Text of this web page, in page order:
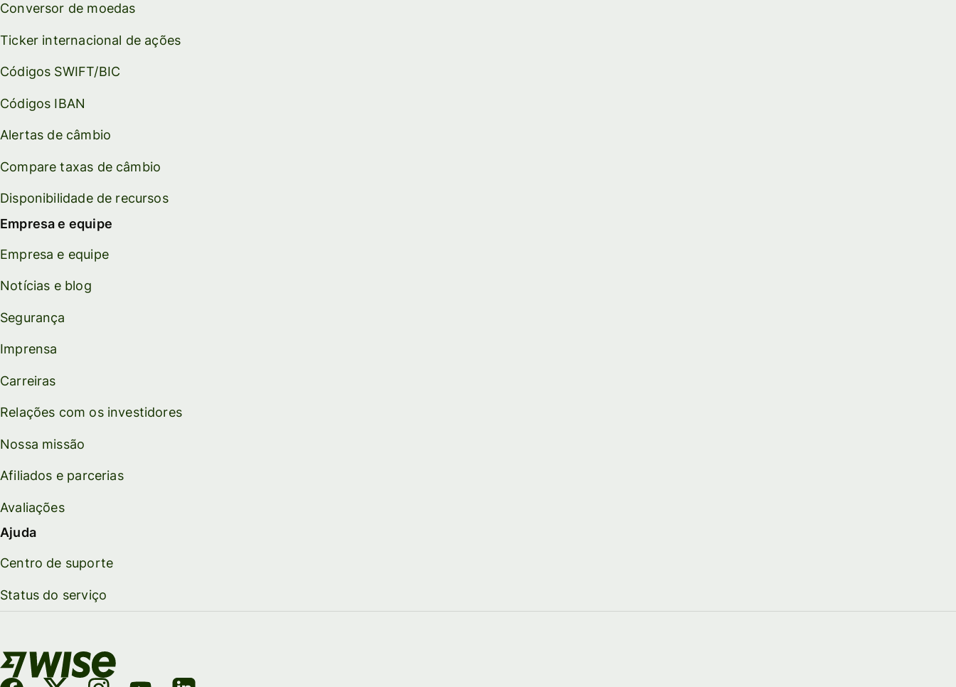
Conversor de moedas
Ticker internacional de ações
Códigos SWIFT/BIC
Códigos IBAN
Alertas de câmbio
Compare taxas de câmbio
Disponibilidade de recursos
Empresa e equipe
Empresa e equipe
Notícias e blog
Segurança
Imprensa
Carreiras
Relações com os investidores
Nossa missão
Afiliados e parcerias
Avaliações
Ajuda
Centro de suporte
Status do serviço